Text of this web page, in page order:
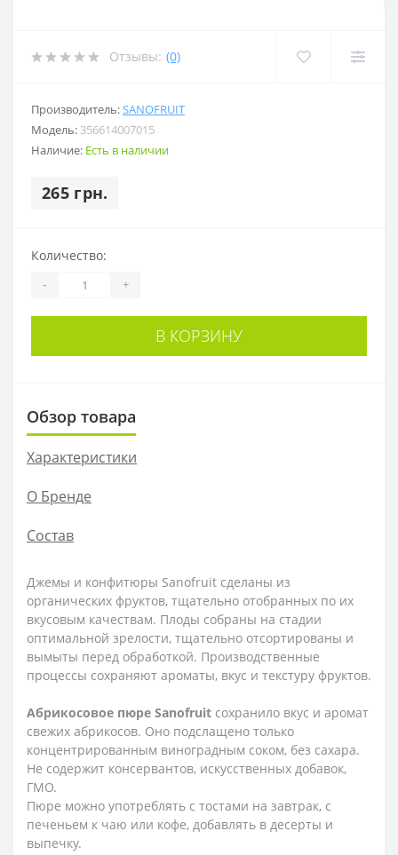
Отзывы: (0)
Производитель:SANOFRUIT
Модель: 356614007015
Наличие: Есть в наличии
265 грн.
Количество:
- +
В КОРЗИНУ
Обзор товара
Характеристики
О Бренде
Состав
Джемы и конфитюры Sanofruit сделаны из
органических фруктов, тщательно отобранных по их
вкусовым качествам. Плоды собраны на стадии
оптимальной зрелости, тщательно отсортированы и
вымыты перед обработкой. Производственные
процессы сохраняют ароматы, вкус и текстуру фруктов.
Абрикосовое пюре Sanofruit сохранило вкус и аромат
свежих абрикосов. Оно подслащено только
концентрированным виноградным соком, без сахара.
Не содержит консервантов, искусственных добавок,
ГМО.
Пюре можно употреблять с тостами на завтрак, с
печеньем к чаю или кофе, добавлять в десерты и
выпечку.